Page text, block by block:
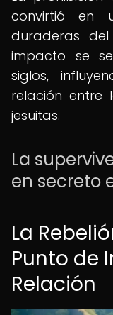
convirtió en
duraderas
impacto se
siglos,
relación entre
jesuitas.
La
en secreto
La
Punto de
Relación